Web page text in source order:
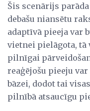
Šis scenārijs
debašu niansētu
adaptīvā pieeja var
vietnei pielāgota,
pilnīgai
reaģējošu pieeju
bāzei, dodot tai
pilnībā atsaucīgu